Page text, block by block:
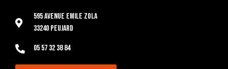
595 Avenue Emile Zola
33240 Peujard
05 57 32 38 84